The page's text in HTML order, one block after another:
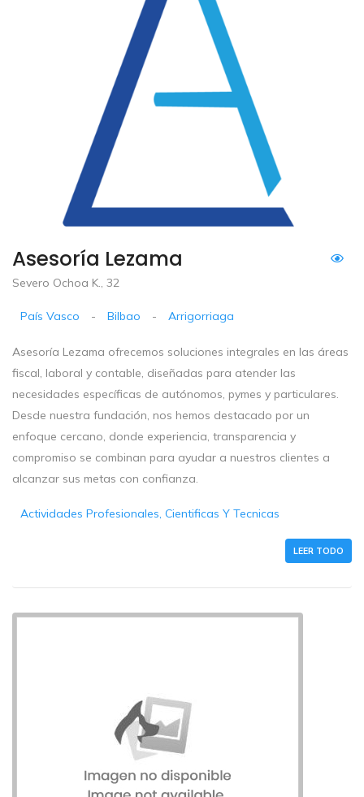
Asesoría Lezama
Severo Ochoa K., 32
País Vasco - Bilbao - Arrigorriaga
Asesoría Lezama ofrecemos soluciones integrales en las áreas
fiscal, laboral y contable, diseñadas para atender las
necesidades específicas de autónomos, pymes y particulares.
Desde nuestra fundación, nos hemos destacado por un
enfoque cercano, donde experiencia, transparencia y
compromiso se combinan para ayudar a nuestros clientes a
alcanzar sus metas con confianza.
Actividades Profesionales, Cientificas Y Tecnicas
LEER TODO